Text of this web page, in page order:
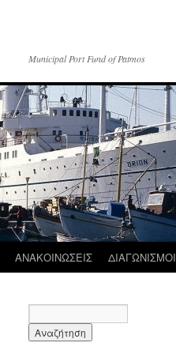
Municipal Port Fund of Patmos
ΑΝΑΚΟΙΝΩΣΕΙΣ ΔΙΑΓΩΝΙΣΜΟΙ